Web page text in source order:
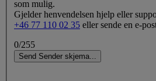
som mulig.
Gjelder henvendelsen hjelp eller
+46 77 110 02 35 eller sende en e-
0/255
Send Sender skjema...